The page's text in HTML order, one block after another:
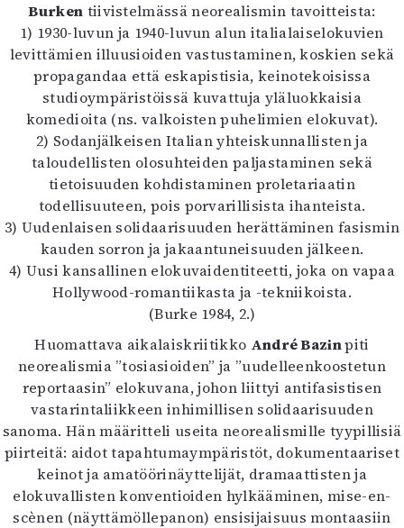
Lehdet
4/2026
2–3/2026
1/2026
6/2025
5/2025 saame
5/2025
Lehtiarkisto
Info
Tilaus ja irtonumerot
Yhteistyössä
Toimitus
Mediatiedot
Kaltio ry
Burken tiivistelmässä neorealismin tavoitteista:
1) 1930-luvun ja 1940-luvun alun italialaiselokuvien
levittämien illuusioiden vastustaminen, koskien sekä
propagandaa että eskapistisia, keinotekoisissa
studioympäristöissä kuvattuja yläluokkaisia
komedioita (ns. valkoisten puhelimien elokuvat).
2) Sodanjälkeisen Italian yhteiskunnallisten ja
taloudellisten olosuhteiden paljastaminen sekä
tietoisuuden kohdistaminen proletariaatin
todellisuuteen, pois porvarillisista ihanteista.
3) Uudenlaisen solidaarisuuden herättäminen fasismin
kauden sorron ja jakaantuneisuuden jälkeen.
4) Uusi kansallinen elokuvaidentiteetti, joka on vapaa
Hollywood-romantiikasta ja -tekniikoista.
(Burke 1984, 2.)
Huomattava aikalaiskriitikko André Bazinpiti
neorealismia ”tosiasioiden” ja ”uudelleenkoostetun
reportaasin” elokuvana, johon liittyi antifasistisen
vastarintaliikkeen inhimillisen solidaarisuuden
sanoma. Hän määritteli useita neorealismille tyypillisiä
piirteitä: aidot tapahtumaympäristöt, dokumentaariset
keinot ja amatöörinäyttelijät, dramaattisten ja
elokuvallisten konventioiden hylkääminen, mise-en-
scènen (näyttämöllepanon) ensisijaisuus montaasiin